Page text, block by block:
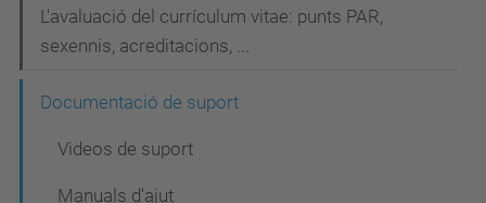
a
L'avaluació del currículum vitae: punts PAR,
sexennis, acreditacions, ...
Documentació de suport
Videos de suport
Manuals d'ajut